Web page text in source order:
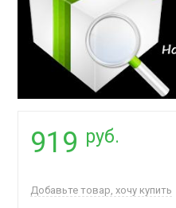
919 руб.
Добавьте товар, хочу купить